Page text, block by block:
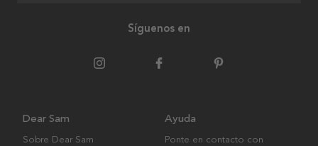
Síguenos en
Dear Sam
Sobre Dear Sam
Ayuda
Ponte en contacto con